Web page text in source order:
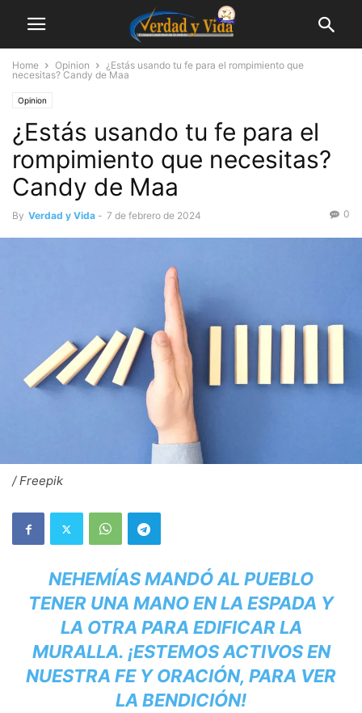
Home Opinion
¿Estás usando tu fe para el rompimiento que
necesitas? Candy de Maa
Opinion
¿Estás usando tu fe para el
rompimiento que necesitas?
Candy de Maa
By Verdad y Vida - 7 de febrero de 2024 0
/ Freepik
NEHEMÍAS MANDÓ AL PUEBLO
TENER UNA MANO EN LA ESPADA Y
LA OTRA PARA EDIFICAR LA
MURALLA. ¡ESTEMOS ACTIVOS EN
NUESTRA FE Y ORACIÓN, PARA VER
LA BENDICIÓN!